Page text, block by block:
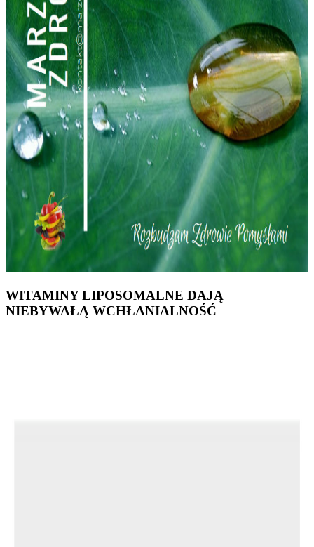
WITAMINY LIPOSOMALNE DAJĄ
NIEBYWAŁĄ WCHŁANIALNOŚĆ